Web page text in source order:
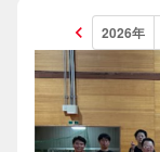
keyboard_arrow_left